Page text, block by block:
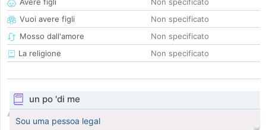
Vuoi avere figli
Non specificato
Mosso dall'amore
Non specificato
La religione
Non specificato
un po 'di me
Sou uma pessoa legal